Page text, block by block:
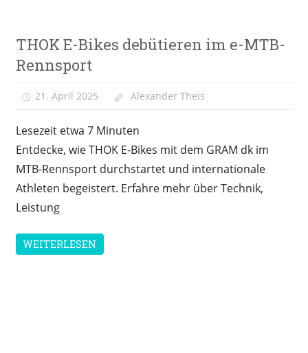
Bike
News
Typen
THOK E-Bikes debütieren im e-MTB-
Rennsport
21. April 2025 Alexander Theis
Lesezeit etwa 7 Minuten
Entdecke, wie THOK E-Bikes mit dem GRAM dk im
MTB-Rennsport durchstartet und internationale
Athleten begeistert. Erfahre mehr über Technik,
Leistung
WEITERLESEN